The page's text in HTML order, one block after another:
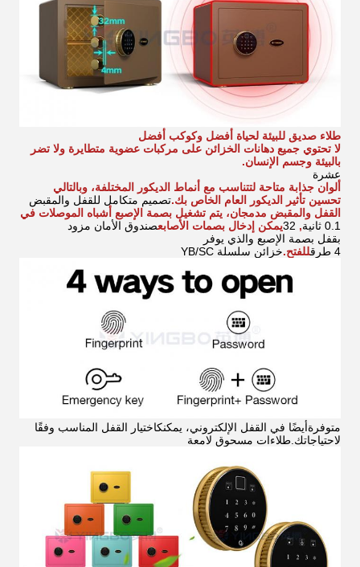
طلاء صديق للبيئة لحياة أفضل وكوكب أفضل
لا تحتوي جميع دهانات الخزائن على مركبات عضوية متطايرة ولا تضر
بالبيئة وجسم الإنسان.
عشرة
ألوان جذابة متاحة لتتناسب مع أنماط الديكور المختلفة، وبالتالي
تحسين تأثير الديكور العام الخاص بك.تصميم متكامل للقفل والمقبض
القفل والمقبض مدمجان، يتم تشغيل بصمة الإصبع أشباه الموصلات في
0.1 ثانية
,
32يمكن إدخال بصمات الأصابعصندوق الأمان مزود
بقفل بصمة الإصبع والذي يوفر
4 طرق
للفتح.خزائن سلسلة YB/SC
متوفرةأيضًا في القفل الإلكتروني، يمكنكاختيار القفل المناسب وفقًا
لاحتياجاتك طلاءات مسحوق لامعة